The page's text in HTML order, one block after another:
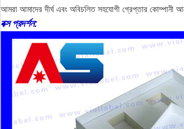
আমরা আমাদের দীর্ঘ এবং অবিচলিত সহযোগী গ্রেপ্তার কোম্পানী
বক্স প্রদর্শন: